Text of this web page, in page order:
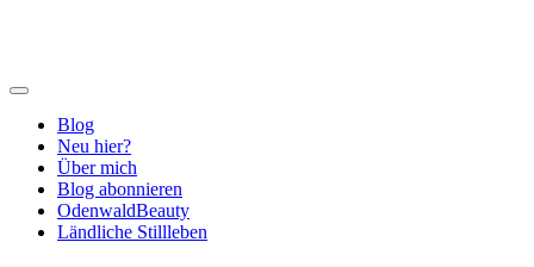
Blog
Neu hier?
Über mich
Blog abonnieren
OdenwaldBeauty
Ländliche Stillleben